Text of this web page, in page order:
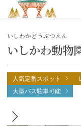
いしかわ動物
いしわかどうぶつえん
人気定番スポット
大型バス駐車可能